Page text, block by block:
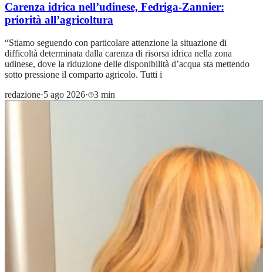
Carenza idrica nell’udinese, Fedriga-Zannier:
priorità all’agricoltura
“Stiamo seguendo con particolare attenzione la situazione di
difficoltà determinata dalla carenza di risorsa idrica nella zona
udinese, dove la riduzione delle disponibilità d’acqua sta mettendo
sotto pressione il comparto agricolo. Tutti i
redazione·5 ago 2026· 3 min